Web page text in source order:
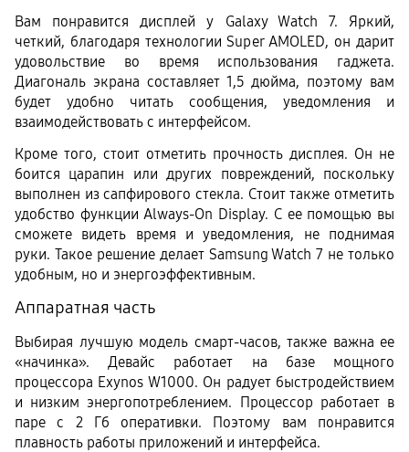
Вам понравится дисплей у Galaxy Watch 7. Яркий,
четкий, благодаря технологии Super AMOLED, он дарит
удовольствие во время использования гаджета.
Диагональ экрана составляет 1,5 дюйма, поэтому вам
будет удобно читать сообщения, уведомления и
взаимодействовать с интерфейсом.
Кроме того, стоит отметить прочность дисплея. Он не
боится царапин или других повреждений, поскольку
выполнен из сапфирового стекла. Стоит также отметить
удобство функции Always-On Display. С ее помощью вы
сможете видеть время и уведомления, не поднимая
руки. Такое решение делает Samsung Watch 7 не только
удобным, но и энергоэффективным.
Аппаратная часть
Выбирая лучшую модель смарт-часов, также важна ее
«начинка». Девайс работает на базе мощного
процессора Exynos W1000. Он радует быстродействием
и низким энергопотреблением. Процессор работает в
паре с 2 Гб оперативки. Поэтому вам понравится
плавность работы приложений и интерфейса.